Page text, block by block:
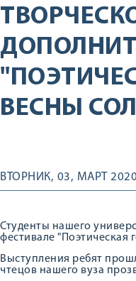
ВЕСНЫ
ВТОРНИК, 03, МАРТ
Студенты нашего
фестивале "Поэтическая
Выступления ребят
чтецов нашего вуза